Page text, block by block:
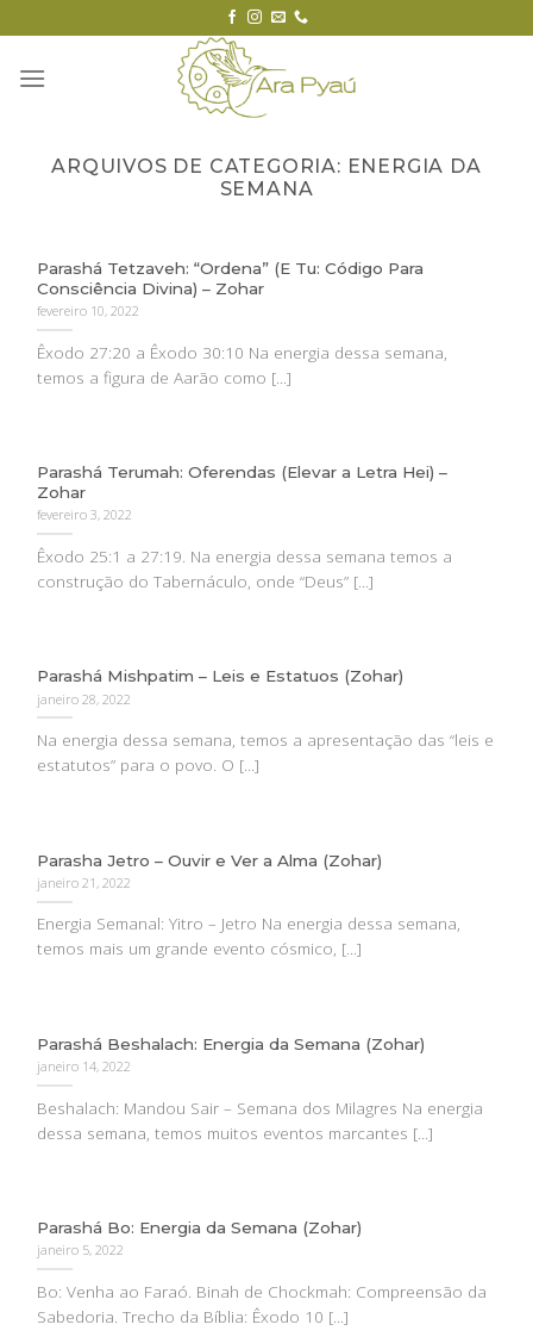
to
content
ARQUIVOS DE CATEGORIA: ENERGIA DA
SEMANA
Parashá Tetzaveh: “Ordena” (E Tu: Código Para
Consciência Divina) – Zohar
fevereiro 10, 2022
Êxodo 27:20 a Êxodo 30:10 Na energia dessa semana,
temos a figura de Aarão como [...]
Parashá Terumah: Oferendas (Elevar a Letra Hei) –
Zohar
fevereiro 3, 2022
Êxodo 25:1 a 27:19. Na energia dessa semana temos a
construção do Tabernáculo, onde “Deus” [...]
Parashá Mishpatim – Leis e Estatuos (Zohar)
janeiro 28, 2022
Na energia dessa semana, temos a apresentação das “leis e
estatutos” para o povo. O [...]
Parasha Jetro – Ouvir e Ver a Alma (Zohar)
janeiro 21, 2022
Energia Semanal: Yitro – Jetro Na energia dessa semana,
temos mais um grande evento cósmico, [...]
Parashá Beshalach: Energia da Semana (Zohar)
janeiro 14, 2022
Beshalach: Mandou Sair – Semana dos Milagres Na energia
dessa semana, temos muitos eventos marcantes [...]
Parashá Bo: Energia da Semana (Zohar)
janeiro 5, 2022
Bo: Venha ao Faraó. Binah de Chockmah: Compreensão da
Sabedoria. Trecho da Bíblia: Êxodo 10 [...]